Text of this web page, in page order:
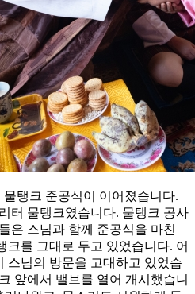
물탱크 준공식이 이어졌습니다.
터 물탱크였습니다. 물탱크 공사
은 스님과 함께 준공식을 마친
크를 그대로 두고 있었습니다. 어
스님의 방문을 고대하고 있었습
앞에서 밸브를 열어 개시했습니